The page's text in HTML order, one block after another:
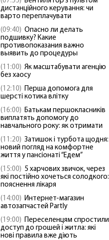
дистанційного керування: чи
варто переплачувати
(09:40) Опасно ли делать
подшивку? Какие
противопоказания важно
выявить до процедуры
(11:00) Як масштабувати агенцію
без хаосу
(12:10) Перша допомога для
шерсті котика влітку
(16:00) Батькам першокласників
виплатять допомогу до
навчального року: як отримати
(11:20) Затишок і турбота щодня:
новий погляд на комфортне
життя у пансіонаті “Едем”
(15:00) 5 харчових звичок, через
які постійно хочеться солодкого:
пояснення лікаря
(14:00) Интернет-магазин
автозапчастей Partly
(19:00) Переселенцям спростили
доступ до грошей і житла: які
нові правила вже діють